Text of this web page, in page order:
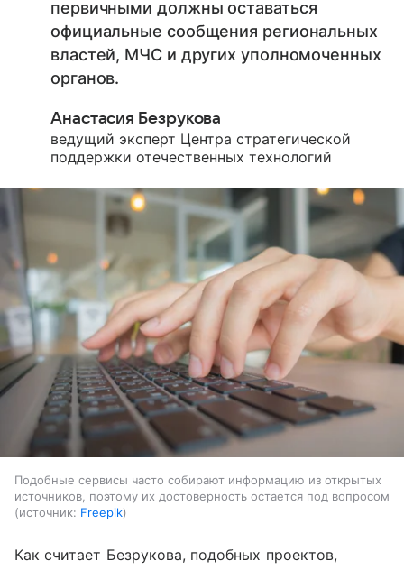
первичными должны оставаться
официальные сообщения региональных
властей, МЧС и других уполномоченных
органов.
Анастасия Безрукова
ведущий эксперт Центра стратегической
поддержки отечественных технологий
Подобные сервисы часто собирают информацию из открытых
источников, поэтому их достоверность остается под вопросом
источник: Freepik
Как считает Безрукова, подобных проектов,